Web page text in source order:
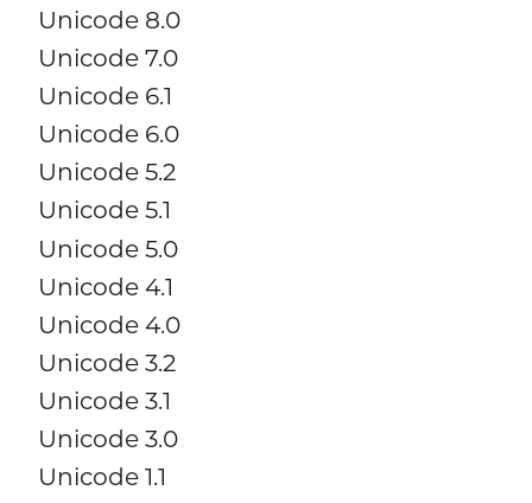
Unicode 8.0
Unicode 7.0
Unicode 6.1
Unicode 6.0
Unicode 5.2
Unicode 5.1
Unicode 5.0
Unicode 4.1
Unicode 4.0
Unicode 3.2
Unicode 3.1
Unicode 3.0
Unicode 1.1